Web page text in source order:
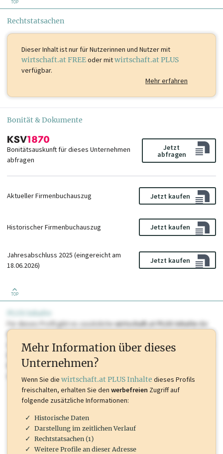
TOP
Rechtstatsachen
Dieser Inhalt istnur für Nutzerinnen und Nutzer mit
wirtschaft.at FREEoder mitwirtschaft.at PLUS
verfügbar.
Mehr erfahren
Bonität & Dokumente
Bonitätsauskunft für dieses Unternehmen
abfragen
Jetzt
abfragen
Aktueller Firmenbuchauszug Jetzt kaufen
Historischer Firmenbuchauszug Jetzt kaufen
Jahresabschluss 2025 (eingereicht am
18.06.2026)
Jetzt kaufen
TOP
PLUS Inhalte
Für dieses Profil gibt es zusätzlichewirtschaft.at PLUS Inhaltedie
Sie momentan nicht einsehen können. Schalten Sie dieses Profil frei
oder loggen Sie sich ein um diese Inhalte zu sehen. wirtschaft.at PLUS
Marken, Patente, Rechtstatsachen, OTS-Aussendungen, und viele
mehr.
Mehr Information über dieses
Unternehmen?
Wenn Sie die wirtschaft.at PLUS Inhalte dieses Profils
freischalten, erhalten Sie den werbefreien Zugriff auf
folgende zusätzliche Informationen:
Historische Daten
Darstellung im zeitlichen Verlauf
Rechtstatsachen (1)
Weitere Profile an dieser Adresse